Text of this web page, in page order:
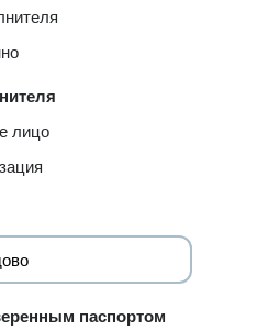
лицо
паспортом